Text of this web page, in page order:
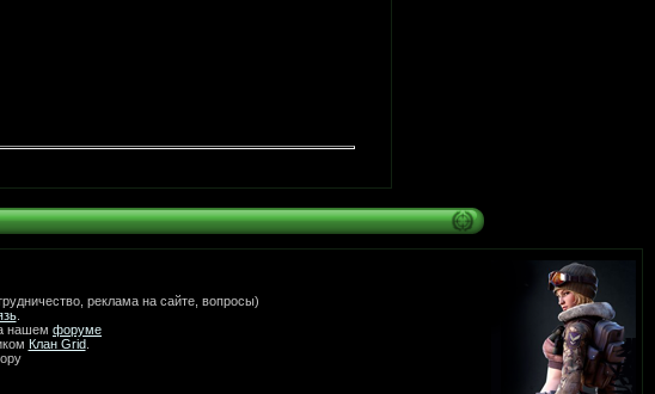
реклама на сайте, вопросы)
.
нашем форуме
Клан Grid.